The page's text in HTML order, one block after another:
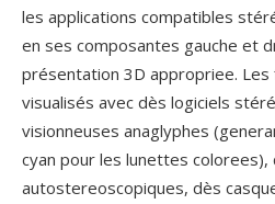
les applications compatibles
en ses composantes gauche et
présentation 3D appropriee. Les
visualisés avec dès logiciels
visionneuses anaglyphes
cyan pour les lunettes colorees),
autostereoscopiques, dès